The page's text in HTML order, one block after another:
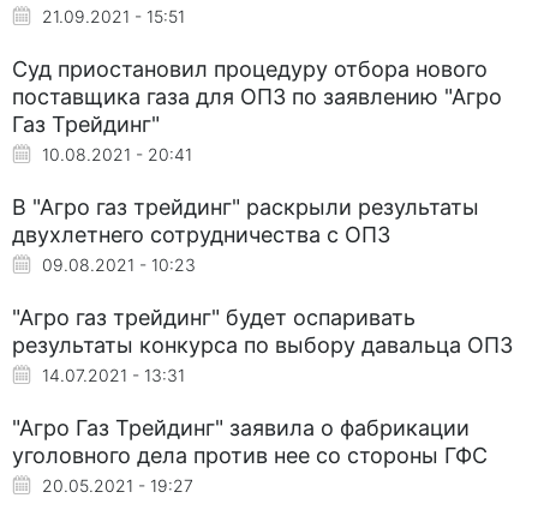
21.09.2021 - 15:51
Суд приостановил процедуру отбора нового
поставщика газа для ОПЗ по заявлению "Агро
Газ Трейдинг"
10.08.2021 - 20:41
В "Агро газ трейдинг" раскрыли результаты
двухлетнего сотрудничества с ОПЗ
09.08.2021 - 10:23
"Агро газ трейдинг" будет оспаривать
результаты конкурса по выбору давальца ОПЗ
14.07.2021 - 13:31
"Агро Газ Трейдинг" заявила о фабрикации
уголовного дела против нее со стороны ГФС
20.05.2021 - 19:27